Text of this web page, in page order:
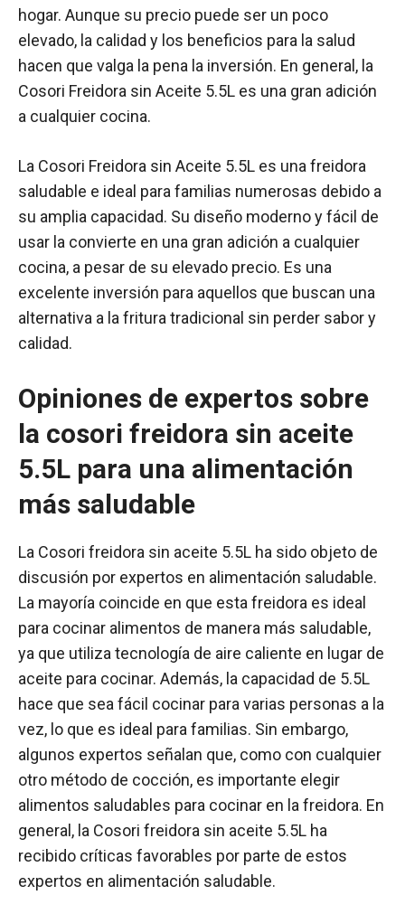
hogar. Aunque su precio puede ser un poco
elevado, la calidad y los beneficios para la salud
hacen que valga la pena la inversión. En general, la
Cosori Freidora sin Aceite 5.5L es una gran adición
a cualquier cocina.
La Cosori Freidora sin Aceite 5.5L es una freidora
saludable e ideal para familias numerosas debido a
su amplia capacidad. Su diseño moderno y fácil de
usar la convierte en una gran adición a cualquier
cocina, a pesar de su elevado precio. Es una
excelente inversión para aquellos que buscan una
alternativa a la fritura tradicional sin perder sabor y
calidad.
Opiniones de expertos sobre
la cosori freidora sin aceite
5.5L para una alimentación
más saludable
La Cosori freidora sin aceite 5.5L ha sido objeto de
discusión por expertos en alimentación saludable.
La mayoría coincide en que esta freidora es ideal
para cocinar alimentos de manera más saludable,
ya que utiliza tecnología de aire caliente en lugar de
aceite para cocinar. Además, la capacidad de 5.5L
hace que sea fácil cocinar para varias personas a la
vez, lo que es ideal para familias. Sin embargo,
algunos expertos señalan que, como con cualquier
otro método de cocción, es importante elegir
alimentos saludables para cocinar en la freidora. En
general, la Cosori freidora sin aceite 5.5L ha
recibido críticas favorables por parte de estos
expertos en alimentación saludable.